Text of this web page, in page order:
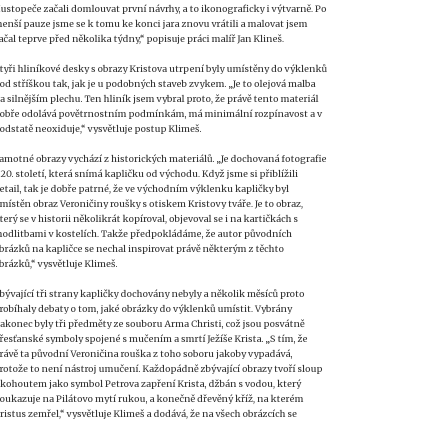
začali domlouvat první návrhy, a to ikonograficky i výtvarně. Po
pauze jsme se k tomu ke konci jara znovu vrátili a malovat jsem
teprve před několika týdny,“ popisuje práci malíř Jan Klineš.
hliníkové desky s obrazy Kristova utrpení byly umístěny do výklenků
stříškou tak, jak je u podobných staveb zvykem. „Je to olejová malba
silnějším plechu. Ten hliník jsem vybral proto, že právě tento materiál
odolává povětrnostním podmínkám, má minimální rozpínavost a v
neoxiduje,“ vysvětluje postup Klimeš.
obrazy vychází z historických materiálů. „Je dochovaná fotografie
století, která snímá kapličku od východu. Když jsme si přiblížili
tak je dobře patrné, že ve východním výklenku kapličky byl
obraz Veroničiny roušky s otiskem Kristovy tváře. Je to obraz,
se v historii několikrát kopíroval, objevoval se i na kartičkách s
v kostelích. Takže předpokládáme, že autor původních
na kapličce se nechal inspirovat právě některým z těchto
vysvětluje Klimeš.
tři strany kapličky dochovány nebyly a několik měsíců proto
debaty o tom, jaké obrázky do výklenků umístit. Vybrány
byly tři předměty ze souboru Arma Christi, což jsou posvátně
symboly spojené s mučením a smrtí Ježíše Krista. „S tím, že
ta původní Veroničina rouška z toho soboru jakoby vypadává,
to není nástroj umučení. Každopádně zbývající obrazy tvoří sloup
jako symbol Petrova zapření Krista, džbán s vodou, který
na Pilátovo mytí rukou, a konečně dřevěný kříž, na kterém
zemřel,“ vysvětluje Klimeš a dodává, že na všech obrázcích se